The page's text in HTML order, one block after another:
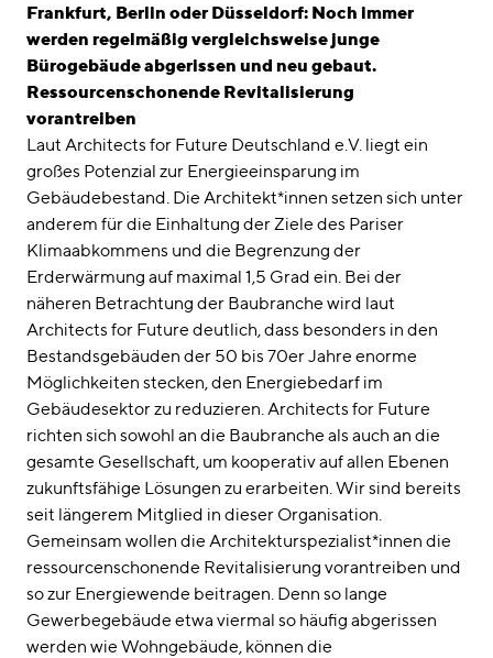
Frankfurt, Berlin oder Düsseldorf: Noch immer
werden regelmäßig vergleichsweise junge
Bürogebäude abgerissen und neu gebaut.
Ressourcenschonende Revitalisierung
vorantreiben
Laut Architects for Future Deutschland e.V. liegt ein
großes Potenzial zur Energieeinsparung im
Gebäudebestand. Die Architekt*innen setzen sich unter
anderem für die Einhaltung der Ziele des Pariser
Klimaabkommens und die Begrenzung der
Erderwärmung auf maximal 1,5 Grad ein. Bei der
näheren Betrachtung der Baubranche wird laut
Architects for Future deutlich, dass besonders in den
Bestandsgebäuden der 50 bis 70er Jahre enorme
Möglichkeiten stecken, den Energiebedarf im
Gebäudesektor zu reduzieren. Architects for Future
richten sich sowohl an die Baubranche als auch an die
gesamte Gesellschaft, um kooperativ auf allen Ebenen
zukunftsfähige Lösungen zu erarbeiten. Wir sind bereits
seit längerem Mitglied in dieser Organisation.
Gemeinsam wollen die Architekturspezialist*innen die
ressourcenschonende Revitalisierung vorantreiben und
so zur Energiewende beitragen. Denn so lange
Gewerbegebäude etwa viermal so häufig abgerissen
werden wie Wohngebäude, können die